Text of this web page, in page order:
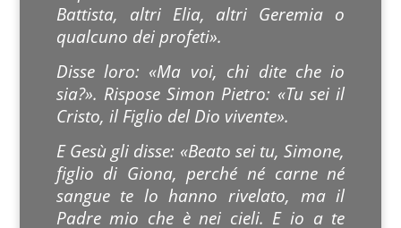
Battista, altri Elia, altri Geremia o
qualcuno dei profeti».
Disse loro: «Ma voi, chi dite che io
sia?». Rispose Simon Pietro: «Tu sei il
Cristo, il Figlio del Dio vivente».
E Gesù gli disse: «Beato sei tu, Simone,
figlio di Giona, perché né carne né
sangue te lo hanno rivelato, ma il
Padre mio che è nei cieli. E io a te